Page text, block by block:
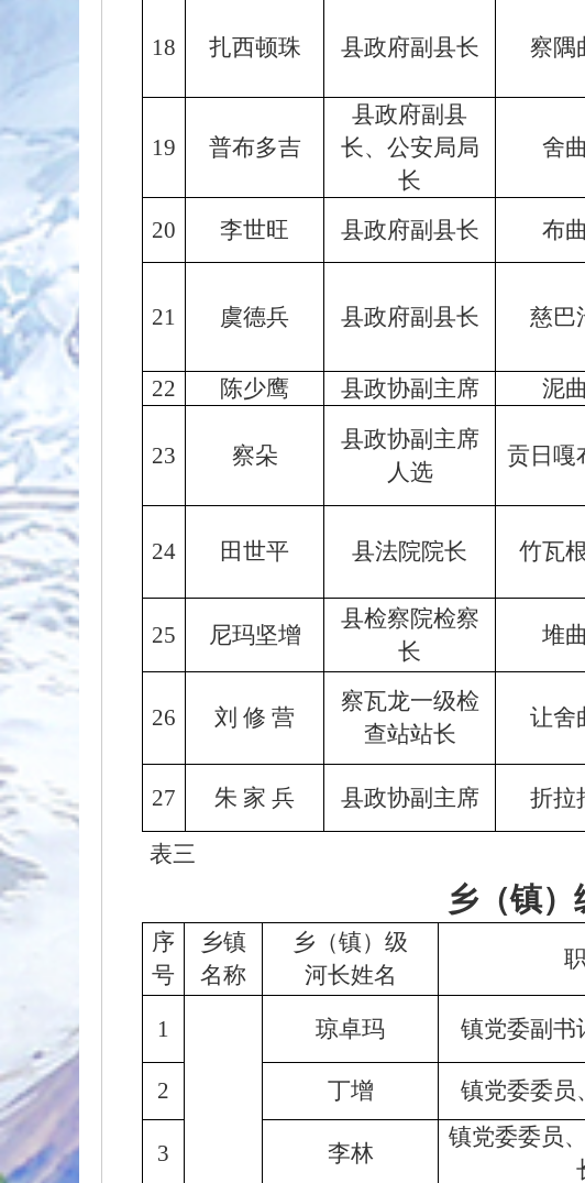
18 扎西顿珠 县政府副县长 察隅
19 普布多吉
县政府副县
长、公安局局
长
舍曲
20 李世旺 县政府副县长 布曲
21 虞德兵 县政府副县长 慈巴
22 陈少鹰 县政协副主席 泥曲
23 察朵
县政协副主席
人选
贡日嘎
24 田世平 县法院院长 竹瓦
25 尼玛坚增
县检察院检察
长
堆曲
26 刘 修 营
察瓦龙一级检
查站站长
让舍
27 朱 家 兵 县政协副主席 折拉
表三
乡（镇
序
号
乡镇
名称
乡（镇）级
河长姓名
1 琼卓玛 镇党委副书
2 丁增 镇党委委员
3 李林
镇党委委员